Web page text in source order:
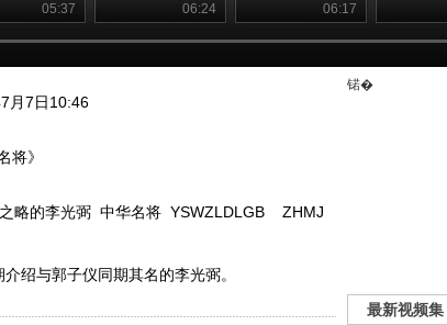
05:37 06:24 06:17
月7日10:46
将》
略的李光弼 中华名将 YSWZLDLGB ZHMJ
绍与郭子仪同期其名的李光弼。
锘�
最新视频集